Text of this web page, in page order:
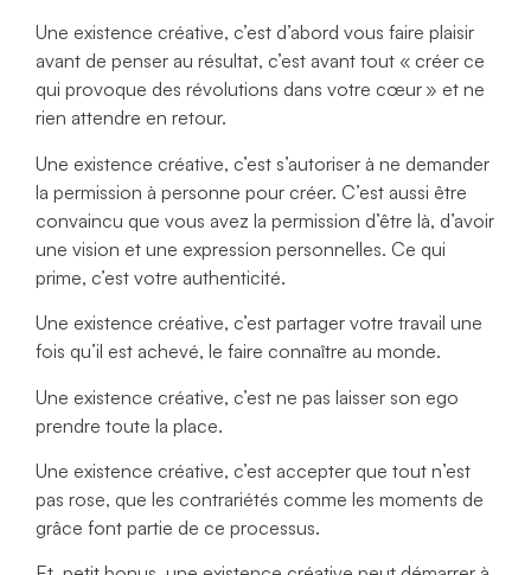
Une existence créative, c’est d’abord vous faire plaisir
avant de penser au résultat, c’est avant tout « créer ce
qui provoque des révolutions dans votre cœur » et ne
rien attendre en retour.
Une existence créative, c’est s’autoriser à ne demander
la permission à personne pour créer. C’est aussi être
convaincu que vous avez la permission d’être là, d’avoir
une vision et une expression personnelles. Ce qui
prime, c’est votre authenticité.
Une existence créative, c’est partager votre travail une
fois qu’il est achevé, le faire connaître au monde.
Une existence créative, c’est ne pas laisser son ego
prendre toute la place.
Une existence créative, c’est accepter que tout n’est
pas rose, que les contrariétés comme les moments de
grâce font partie de ce processus.